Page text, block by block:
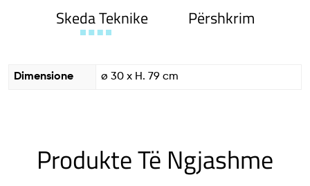
Skeda Teknike Përshkrim
Dimensione ø 30 x H. 79 cm
Produkte Të Ngjashme